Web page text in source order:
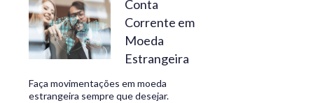
Conta
Corrente em
Moeda
Estrangeira
Faça movimentações em moeda
estrangeira sempre que desejar.